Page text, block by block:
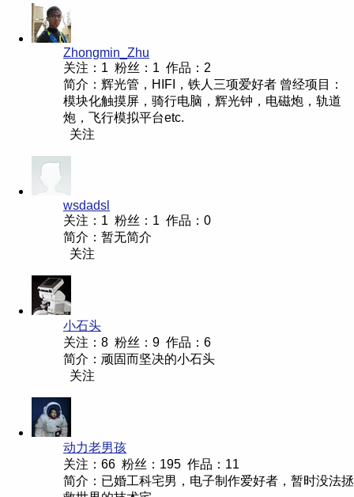
Zhongmin_Zhu
关注：1 粉丝：1 作品：2
简介：辉光管，HIFI，铁人三项爱好者 曾经项目：
模块化触摸屏，骑行电脑，辉光钟，电磁炮，轨道
炮，飞行模拟平台etc.
关注
wsdadsl
关注：1 粉丝：1 作品：0
简介：暂无简介
关注
小石头
关注：8 粉丝：9 作品：6
简介：顽固而坚决的小石头
关注
动力老男孩
关注：66 粉丝：195 作品：11
简介：已婚工科宅男，电子制作爱好者，暂时没法拯